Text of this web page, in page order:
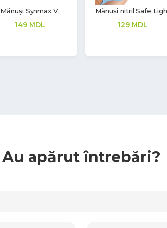
Termometru Digital
1,150MDL
Dezinfectant Alcool
Premium
Au apărut întrebări?